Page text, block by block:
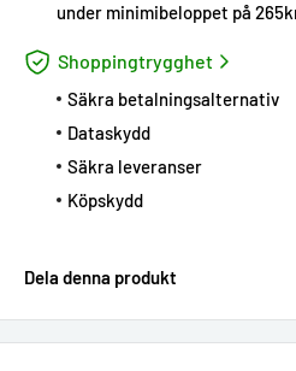
under minimibeloppet på
Shoppingtrygghet
Säkra betalningsalternativ
Dataskydd
Säkra leveranser
Köpskydd
Dela denna produkt